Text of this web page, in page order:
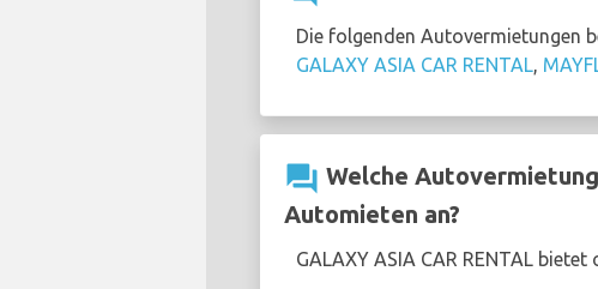
Die folgenden Autovermietungen
GALAXY ASIA CAR RENTAL,
question_answer Welche
Automieten an?
GALAXY ASIA CAR RENTAL